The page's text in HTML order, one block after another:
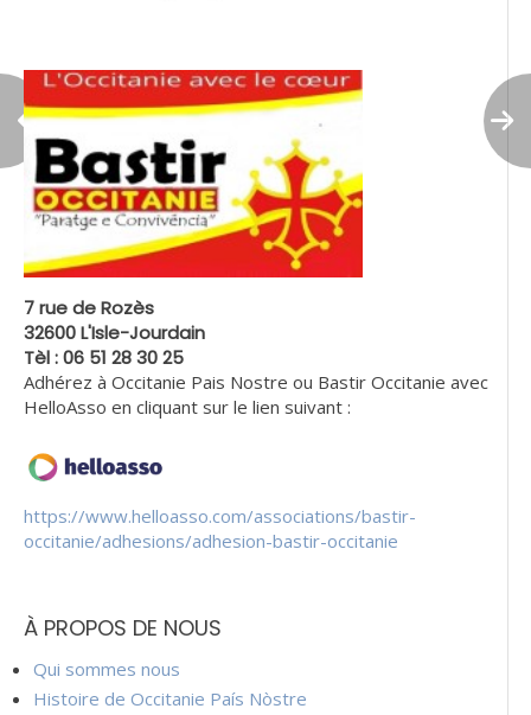
7 rue de Rozès
32600 L'Isle-Jourdain
Tèl : 06 51 28 30 25
Adhérez à Occitanie Pais Nostre ou Bastir Occitanie avec
HelloAsso en cliquant sur le lien suivant :
https://www.helloasso.com/associations/bastir-
occitanie/adhesions/adhesion-bastir-occitanie
À PROPOS DE NOUS
Qui sommes nous
Histoire de Occitanie País Nòstre